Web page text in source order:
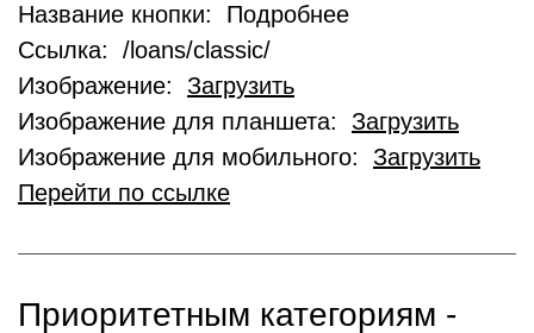
Название кнопки: Подробнее
Ссылка: /loans/classic/
Изображение: Загрузить
Изображение для планшета: Загрузить
Изображение для мобильного: Загрузить
Перейти по ссылке
Приоритетным категориям -